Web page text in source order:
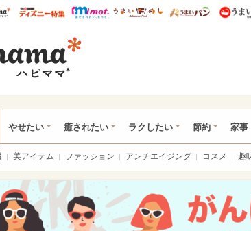
総研
ハピママ* ウレぴあ総研 ディズニー特集
mimot. うまいめし うまい
やせたい 癒されたい ラクしたい 節約 家事
美アイテム ファッション アンチエイジング コスメ 趣